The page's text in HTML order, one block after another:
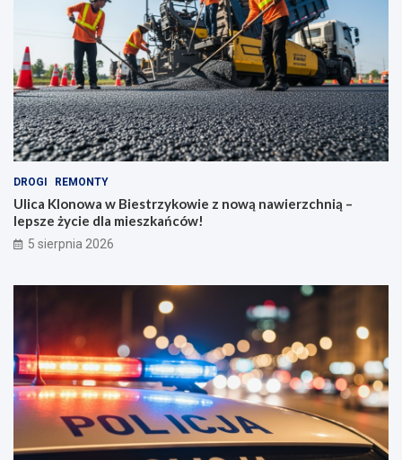
DROGI REMONTY
Ulica Klonowa w Biestrzykowie z nową nawierzchnią –
lepsze życie dla mieszkańców!
5 sierpnia 2026